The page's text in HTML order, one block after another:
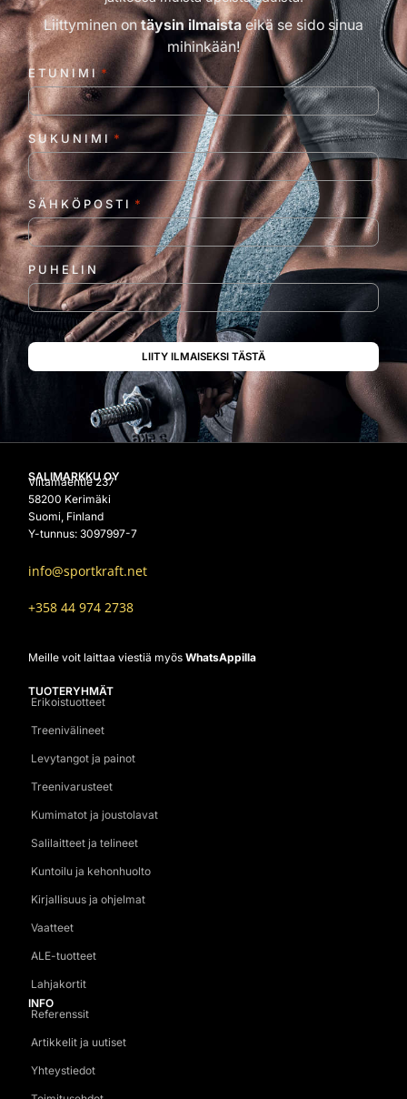
Liittyminen ontäysin ilmaistaeikä se sido sinua
mihinkään!
ETUNIMI *
SUKUNIMI *
SÄHKÖPOSTI *
PUHELIN
SALIMARKKU OY
Viitamäentie 237
58200 Kerimäki
Suomi, Finland
Y-tunnus: 3097997-7
info@sportkraft.net
+358 44 974 2738
Meille voit laittaa viestiä myös WhatsAppilla
TUOTERYHMÄT
Erikoistuotteet
Treenivälineet
Levytangot ja painot
Treenivarusteet
Kumimatot ja joustolavat
Salilaitteet ja telineet
Kuntoilu ja kehonhuolto
Kirjallisuus ja ohjelmat
Vaatteet
ALE-tuotteet
Lahjakortit
INFO
Referenssit
Artikkelit ja uutiset
Yhteystiedot